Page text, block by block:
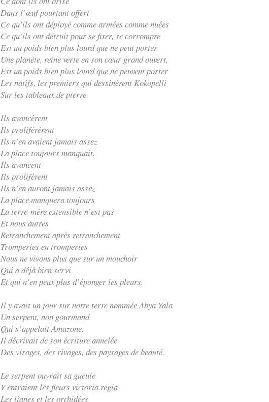
Dans l’œuf pourtant offert
Ce qu’ils ont déployé comme armées comme nuées
Ce qu’ils ont détruit pour se fixer, se corrompre
Est un poids bien plus lourd que ne peut porter
Une planète, reine verte en son cœur grand ouvert,
Est un poids bien plus lourd que ne peuvent porter
Les natifs, les premiers qui dessinèrent Kokopelli
Sur les tableaux de pierre.
Ils avancèrent
Ils proliférèrent
Ils n’en avaient jamais assez
La place toujours manquait.
Ils avancent
Ils prolifèrent
Ils n’en auront jamais assez
La place manquera toujours
La terre-mère extensible n’est pas
Et nous autres
Retranchement après retranchement
Tromperies en tromperies
Nous ne vivons plus que sur un mouchoir
Qui a déjà bien servi
Et qui n’en peux plus d’éponger les pleurs.
Il y avait un jour sur notre terre nommée Abya Yala
Un serpent, non gourmand
Qui s’appelait Amazone.
Il décrivait de son écriture annelée
Des virages, des rivages, des paysages de beauté.
Le serpent ouvrait sa gueule
Y entraient les fleurs victoria regia
Les lianes et les orchidées